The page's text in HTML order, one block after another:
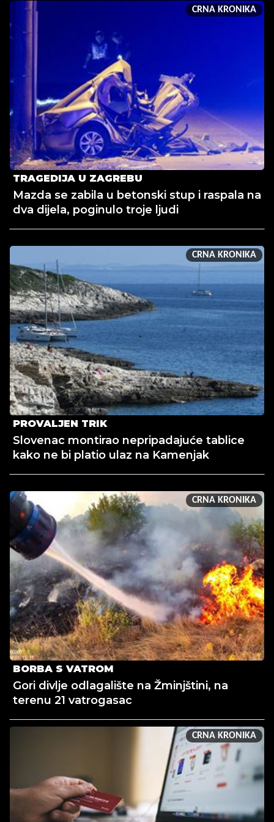
CRNA KRONIKA
TRAGEDIJA U ZAGREBU
Mazda se zabila u betonski stup i raspala na
dva dijela, poginulo troje ljudi
CRNA KRONIKA
PROVALJEN TRIK
Slovenac montirao nepripadajuće tablice
kako ne bi platio ulaz na Kamenjak
CRNA KRONIKA
BORBA S VATROM
Gori divlje odlagalište na Žminjštini, na
terenu 21 vatrogasac
CRNA KRONIKA